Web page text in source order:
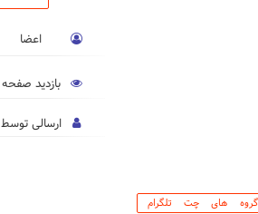
گروه های چت تلگرام
اعضا
بازدید صفحه
ارسالی توسط